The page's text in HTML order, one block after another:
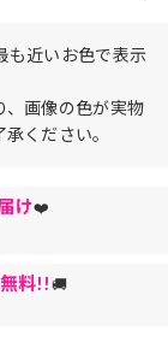
も近いお色で表示
画像の色が実物
ください。
け❤️
料!!🚚